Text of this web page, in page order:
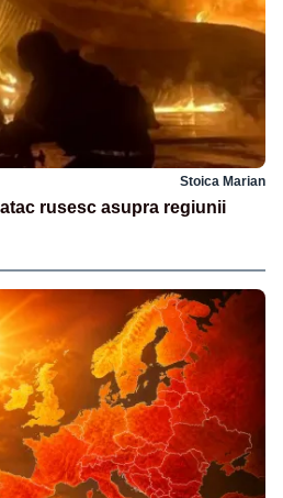
Stoica Marian
rusesc asupra regiunii